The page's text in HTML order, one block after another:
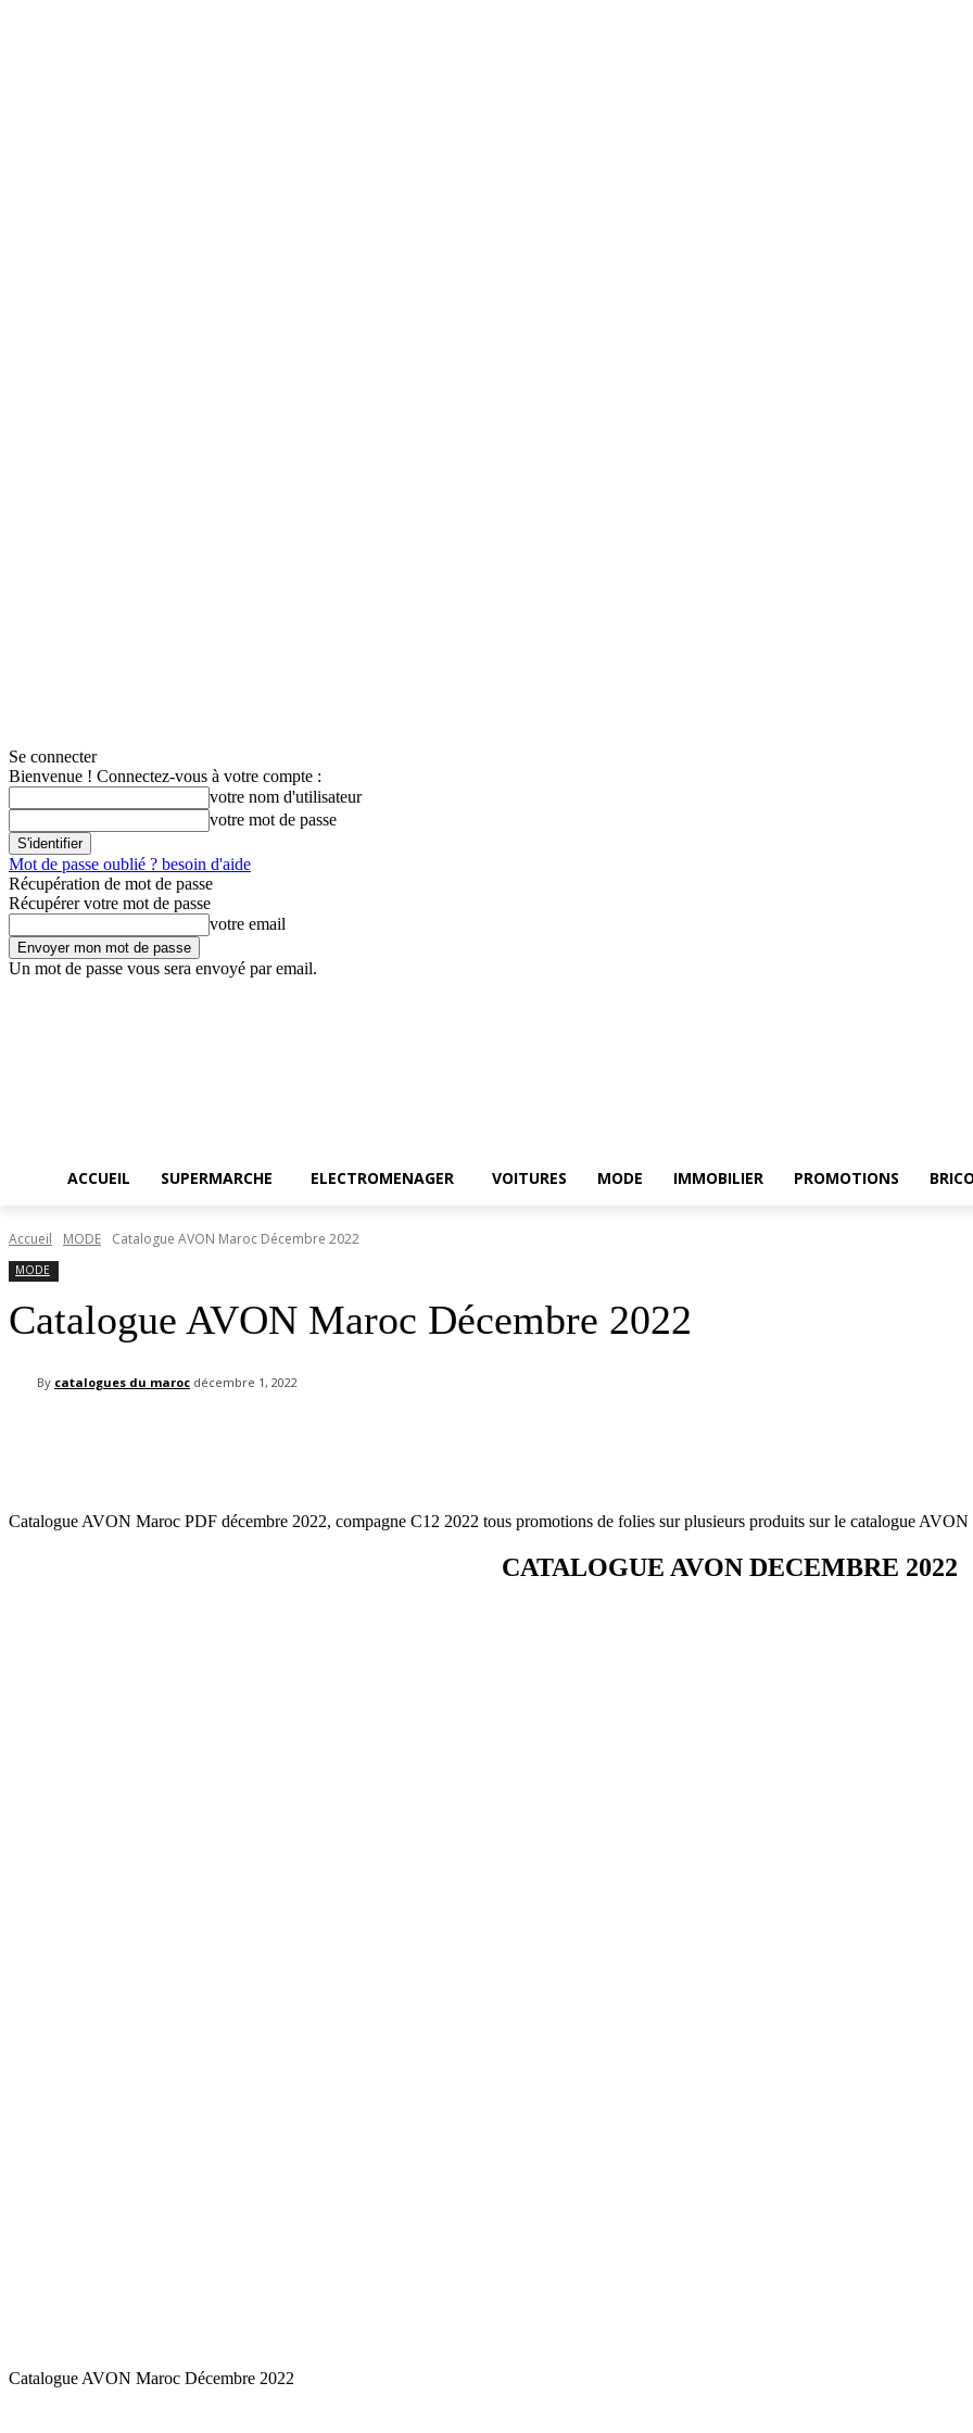
Se connecter
Bienvenue ! Connectez-vous à votre compte :
votre nom d'utilisateur
votre mot de passe
Mot de passe oublié ? besoin d'aide
Récupération de mot de passe
Récupérer votre mot de passe
votre email
Un mot de passe vous sera envoyé par email.
ACCUEIL SUPERMARCHE ELECTROMENAGER VOITURES MODE IMMOBILIER PROMOTIONS
Accueil MODE Catalogue AVON Maroc Décembre 2022
MODE
Catalogue AVON Maroc Décembre 2022
By catalogues du maroc décembre 1, 2022
Catalogue AVON Maroc PDF décembre 2022, compagne C12 2022 tous promotions de folies sur plusieurs produits sur le catalogue AVON
CATALOGUE AVON DECEMBRE 2022
Catalogue AVON Maroc Décembre 2022